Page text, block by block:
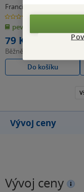
Francisco Arredondo
0.0
z
5
hvězdiček
pevná vazba
79 Kč
Běžně
Do košíku
Vývoj ceny
Vývoj ceny